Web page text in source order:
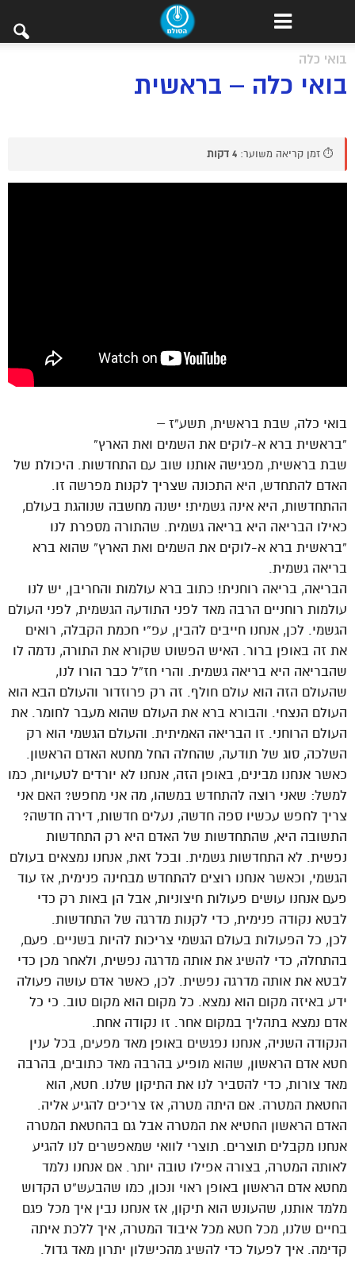
בואי כלה
בואי כלה – בראשית
⏱️ זמן קריאה משוער: 4 דקות
בואי כלה, שבת בראשית, תשע”ז –
“בראשית ברא א-לוקים את השמים ואת הארץ”
שבת בראשית, מפגישה אותנו שוב עם התחדשות. היכולת של
האדם להתחדש, היא התכונה שצריך לקנות מפרשה זו.
ההתחדשות, היא אינה גשמית! ישנה מחשבה שנוהגת בעולם,
כאילו הבריאה היא בריאה גשמית. שהתורה מספרת לנו
“בראשית ברא א-לוקים את השמים ואת הארץ” שהוא ברא
בריאה גשמית.
הבריאה, בריאה רוחנית! כתוב ברא עולמות והחריבן, יש לנו
עולמות רוחניים הרבה מאד לפני התודעה הגשמית, לפני העולם
הגשמי. לכן, אנחנו חייבים להבין, עפ”י חכמת הקבלה, רואים
את זה באופן ברור. האיש הפשוט שקורא את התורה, נדמה לו
שהבריאה היא בריאה גשמית. והרי חז”ל כבר הורו לנו,
שהעולם הזה הוא עולם חולף. זה רק פרוזדור והעולם הבא הוא
העולם הנצחי. והבורא ברא את העולם שהוא מעבר לחומר. את
העולם הרוחני. זו הבריאה האמיתית. והעולם הגשמי הוא רק
השלכה, סוג של תודעה, שהחלה החל מחטא האדם הראשון.
כאשר אנחנו מבינים, באופן הזה, אנחנו לא יורדים לטעויות, כמו
למשל: שאני רוצה להתחדש במשהו, מה אני מחפש? האם אני
צריך לחפש עכשיו ספה חדשה, נעלים חדשות, דירה חדשה?
התשובה היא, שהתחדשות של האדם היא רק התחדשות
נפשית. לא התחדשות גשמית. ובכל זאת, אנחנו נמצאים בעולם
הגשמי, וכאשר אנחנו רוצים להתחדש מבחינה פנימית, אז עוד
פעם אנחנו עושים פעולות חיצוניות, אבל הן באות רק כדי
לבטא נקודה פנימית, כדי לקנות מדרגה של התחדשות.
לכן, כל הפעולות בעולם הגשמי צריכות להיות בשניים. פעם,
בהתחלה, כדי להשיג את אותה מדרגה נפשית, ולאחר מכן כדי
לבטא את אותה מדרגה נפשית. לכן, כאשר אדם עושה פעולה
ידע באיזה מקום הוא נמצא. כל מקום הוא מקום טוב. כי כל
אדם נמצא בתהליך במקום אחר. זו נקודה אחת.
הנקודה השניה, אנחנו נפגשים באופן מאד מפעים, בכל ענין
חטא אדם הראשון, שהוא מופיע בהרבה מאד כתובים, בהרבה
מאד צורות, כדי להסביר לנו את התיקון שלנו. חטא, הוא
החטאת המטרה. אם היתה מטרה, אז צריכים להגיע אליה.
האדם הראשון החטיא את המטרה אבל גם בהחטאת המטרה
אנחנו מקבלים תוצרים. תוצרי לוואי שמאפשרים לנו להגיע
לאותה המטרה, בצורה אפילו טובה יותר. אם אנחנו נלמד
מחטא אדם הראשון באופן ראוי ונכון, כמו שהבעש”ט הקדוש
מלמד אותנו, שהעונש הוא תיקון, אז אנחנו נבין איך מכל פגם
בחיים שלנו, מכל חטא מכל איבוד המטרה, איך ללכת איתה
קדימה. איך לפעול כדי להשיג מהכישלון יתרון מאד גדול.